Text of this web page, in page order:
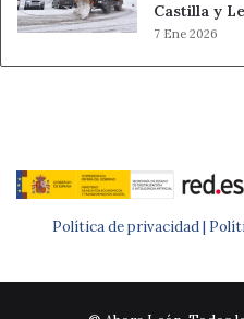
Castilla y
7 Ene 2026
Política de privacidad |